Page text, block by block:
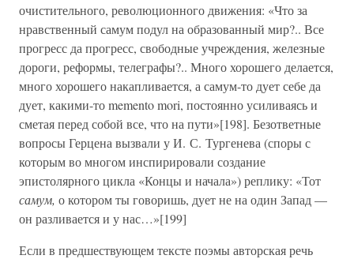
очистительного, революционного движения: «Что за
нравственный самум подул на образованный мир?.. Все
прогресс да прогресс, свободные учреждения, железные
дороги, реформы, телеграфы?.. Много хорошего делается,
много хорошего накапливается, а самум-то дует себе да
дует, какими-то memento mori, постоянно усиливаясь и
сметая перед собой все, что на пути»[198]. Безответные
вопросы Герцена вызвали у И. С. Тургенева (споры с
которым во многом инспирировали создание
эпистолярного цикла «Концы и начала») реплику: «Тот
самум, о котором ты говоришь, дует не на один Запад —
он разливается и у нас…»[199]
Если в предшествующем тексте поэмы авторская речь